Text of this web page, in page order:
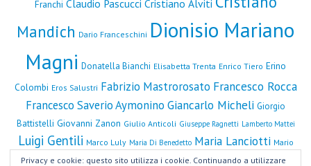
Franchi Claudio Pascucci Cristiano Alviti
Mandich Dario Franceschini Dionisio Mariano
Magni Donatella Bianchi Elisabetta Trenta Enrico Tiero Erino
Colombi Eros Salustri Fabrizio Mastrorosato Francesco Rocca
Francesco Saverio Aymonino Giancarlo Micheli Giorgio
Battistelli Giovanni Zanon Giulio Anticoli Giuseppe Ragnetti Lamberto Mattei
Luigi Gentili Marco Luly Maria Di Benedetto Maria Lanciotti Mario
Ciarla Mauro Mannocchi Michela Cesaretti Monica Lucarelli Piermarco
Privacy e cookie: questo sito utilizza i cookie. Continuando a utilizzare